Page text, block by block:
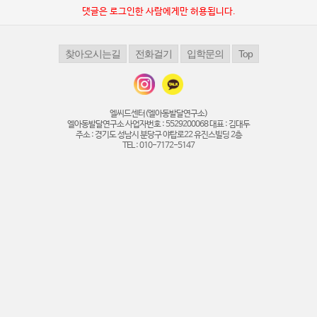
댓글은 로그인한 사람에게만 허용됩니다.
엘씨드센터(엘아동발달연구소)
엘아동발달연구소 사업자번호 : 5529200068 대표 : 김대두
주소 : 경기도 성남시 분당구 야탑로22 유진스빌딩 2층
TEL : 010-7172-5147